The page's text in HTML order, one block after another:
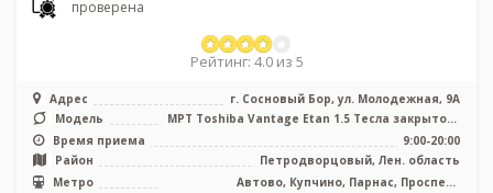
проверена
Рейтинг: 4.0 из 5
Адрес
г. Сосновый Бор, ул. Молодежная, 9А
Модель
МРТ Toshiba Vantage Etan 1.5 Тесла закрытого
типа
Время приема
9:00-20:00
Район
Петродворцовый, Лен. область
Метро
Автово, Купчино, Парнас, Проспект